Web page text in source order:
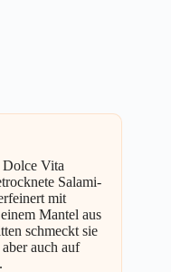
Dolce Vita
Salami-
mit
Mantel aus
schmeckt sie
auch auf